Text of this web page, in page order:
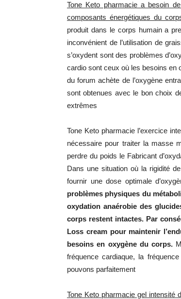
Tone Keto pharmacie a besoin
composants énergétiques du
produit dans le corps humain a
inconvénient de l’utilisation de
s’oxydent sont des problèmes
cardio sont ceux où les besoins en
du forum achète de l’oxygène
sont obtenues avec le bon choix
extrêmes
Tone Keto pharmacie l’exercice
nécessaire pour traiter la masse
perdre du poids le Fabricant
Dans une situation où la rigidité
fournir une dose optimale
problèmes physiques du
oxydation anaérobie des
corps restent intactes. Par
Loss cream pour maintenir
besoins en oxygène du corps.
fréquence cardiaque, la
pouvons parfaitement
Tone Keto pharmacie gel intensité